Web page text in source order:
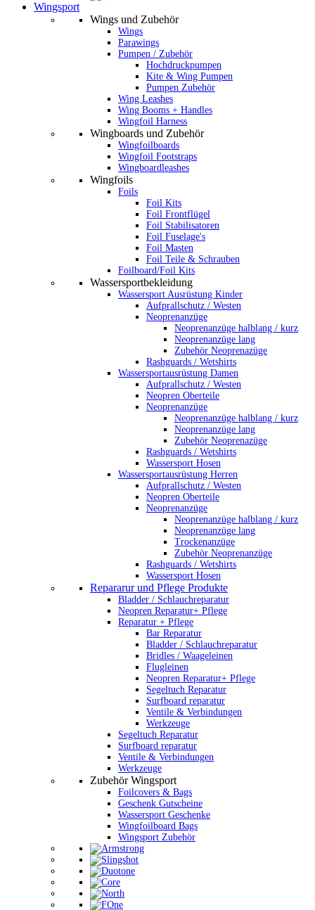
Wingsport
Wings und Zubehör
Wings
Parawings
Pumpen / Zubehör
Hochdruckpumpen
Kite & Wing Pumpen
Pumpen Zubehör
Wing Leashes
Wing Booms + Handles
Wingfoil Harness
Wingboards und Zubehör
Wingfoilboards
Wingfoil Footstraps
Wingboardleashes
Wingfoils
Foils
Foil Kits
Foil Frontflügel
Foil Stabilisatoren
Foil Fuselage's
Foil Masten
Foil Teile & Schrauben
Foilboard/Foil Kits
Wassersportbekleidung
Wassersport Ausrüstung Kinder
Aufprallschutz / Westen
Neoprenanzüge
Neoprenanzüge halblang / kurz
Neoprenanzüge lang
Zubehör Neoprenazüge
Rashguards / Wetshirts
Wassersportausrüstung Damen
Aufprallschutz / Westen
Neopren Oberteile
Neoprenanzüge
Neoprenanzüge halblang / kurz
Neoprenanzüge lang
Zubehör Neoprenazüge
Rashguards / Wetshirts
Wassersport Hosen
Wassersportausrüstung Herren
Aufprallschutz / Westen
Neopren Oberteile
Neoprenanzüge
Neoprenanzüge halblang / kurz
Neoprenanzüge lang
Trockenanzüge
Zubehör Neoprenanzüge
Rashguards / Wetshirts
Wassersport Hosen
Repararur und Pflege Produkte
Bladder / Schlauchreparatur
Neopren Reparatur+ Pflege
Reparatur + Pflege
Bar Reparatur
Bladder / Schlauchreparatur
Bridles / Waageleinen
Flugleinen
Neopren Reparatur+ Pflege
Segeltuch Reparatur
Surfboard reparatur
Ventile & Verbindungen
Werkzeuge
Segeltuch Reparatur
Surfboard reparatur
Ventile & Verbindungen
Werkzeuge
Zubehör Wingsport
Foilcovers & Bags
Geschenk Gutscheine
Wassersport Geschenke
Wingfoilboard Bags
Wingsport Zubehör